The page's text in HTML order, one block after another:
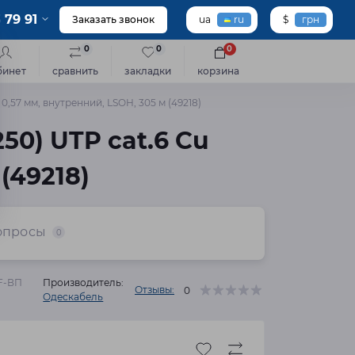
91 Заказать звонок ua ru $ грн
сравнить
0
закладки
0
корзина
0
мм, внутренний, LSOH, 305 м (49218)
UTP cat.6 Cu
0
ВП
Производитель:
Одескабель
Отзывы: 0